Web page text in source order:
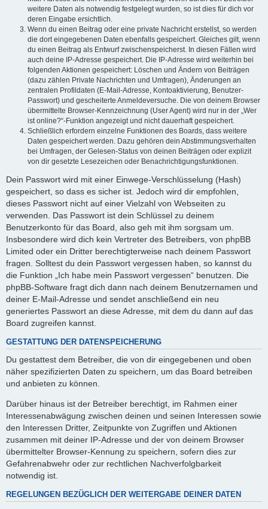
weitere Daten als notwendig festgelegt wurden, so ist dies für dich vor
deren Eingabe ersichtlich.
Wenn du einen Beitrag oder eine private Nachricht erstellst, so werden
die dort eingegebenen Daten ebenfalls gespeichert. Gleiches gilt, wenn
du einen Beitrag als Entwurf zwischenspeicherst. In diesen Fällen wird
auch deine IP-Adresse gespeichert. Die IP-Adresse wird weiterhin bei
folgenden Aktionen gespeichert: Löschen und Ändern von Beiträgen
(dazu zählen Private Nachrichten und Umfragen), Änderungen an
zentralen Profildaten (E-Mail-Adresse, Kontoaktivierung, Benutzer-
Passwort) und gescheiterte Anmeldeversuche. Die von deinem Browser
übermittelte Browser-Kennzeichnung (User Agent) wird nur in der „Wer
ist online?“-Funktion angezeigt und nicht dauerhaft gespeichert.
Schließlich erfordern einzelne Funktionen des Boards, dass weitere
Daten gespeichert werden. Dazu gehören dein Abstimmungsverhalten
bei Umfragen, der Gelesen-Status von deinen Beiträgen oder explizit
von dir gesetzte Lesezeichen oder Benachrichtigungsfunktionen.
Dein Passwort wird mit einer Einwege-Verschlüsselung (Hash)
gespeichert, so dass es sicher ist. Jedoch wird dir empfohlen,
dieses Passwort nicht auf einer Vielzahl von Webseiten zu
verwenden. Das Passwort ist dein Schlüssel zu deinem
Benutzerkonto für das Board, also geh mit ihm sorgsam um.
Insbesondere wird dich kein Vertreter des Betreibers, von phpBB
Limited oder ein Dritter berechtigterweise nach deinem Passwort
fragen. Solltest du dein Passwort vergessen haben, so kannst du
die Funktion „Ich habe mein Passwort vergessen“ benutzen. Die
phpBB-Software fragt dich dann nach deinem Benutzernamen und
deiner E-Mail-Adresse und sendet anschließend ein neu
generiertes Passwort an diese Adresse, mit dem du dann auf das
Board zugreifen kannst.
GESTATTUNG DER DATENSPEICHERUNG
Du gestattest dem Betreiber, die von dir eingegebenen und oben
näher spezifizierten Daten zu speichern, um das Board betreiben
und anbieten zu können.
Darüber hinaus ist der Betreiber berechtigt, im Rahmen einer
Interessenabwägung zwischen deinen und seinen Interessen sowie
den Interessen Dritter, Zeitpunkte von Zugriffen und Aktionen
zusammen mit deiner IP-Adresse und der von deinem Browser
übermittelter Browser-Kennung zu speichern, sofern dies zur
Gefahrenabwehr oder zur rechtlichen Nachverfolgbarkeit
notwendig ist.
REGELUNGEN BEZÜGLICH DER WEITERGABE DEINER DATEN